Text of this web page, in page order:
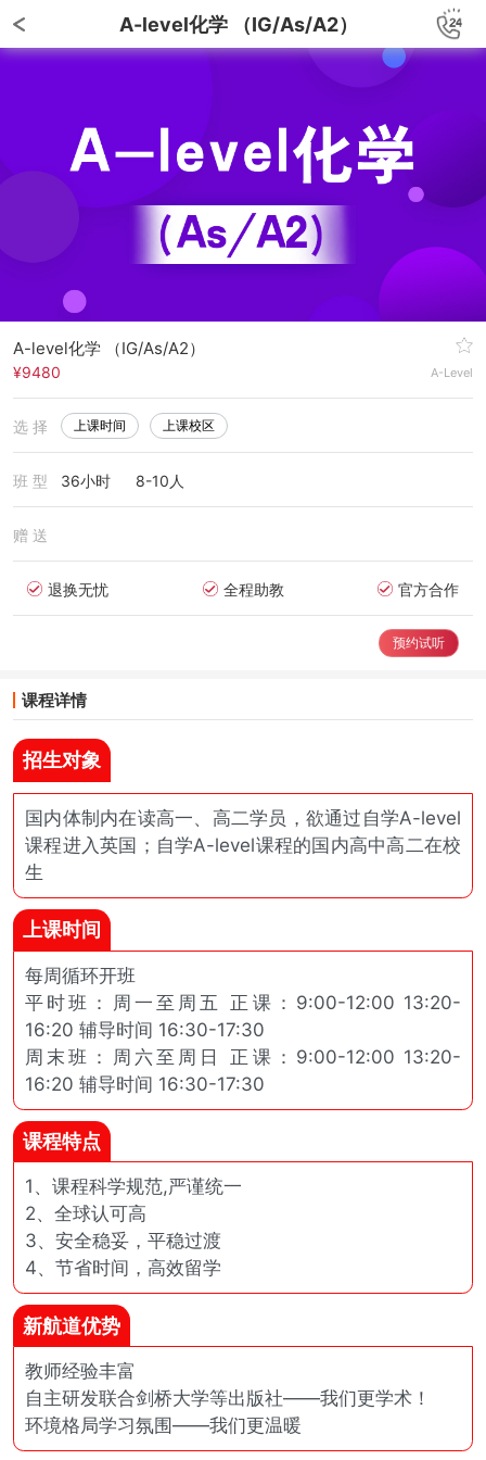
A-level化学 （IG/As/A2）
A-level化学 （IG/As/A2）
¥9480 A-Level
选 择 上课时间 上课校区
班 型 36小时 8-10人
赠 送
退换无忧 全程助教 官方合作
预约试听
课程详情
招生对象
国内体制内在读高一、高二学员，欲通过自学A-level
课程进入英国；自学A-level课程的国内高中高二在校
生
上课时间
每周循环开班
平时班：周一至周五 正课：9:00-12:00 13:20-
16:20 辅导时间 16:30-17:30
周末班：周六至周日 正课：9:00-12:00 13:20-
16:20 辅导时间 16:30-17:30
课程特点
1、课程科学规范,严谨统一
2、全球认可高
3、安全稳妥，平稳过渡
4、节省时间，高效留学
新航道优势
教师经验丰富
自主研发联合剑桥大学等出版社——我们更学术！
环境格局学习氛围——我们更温暖